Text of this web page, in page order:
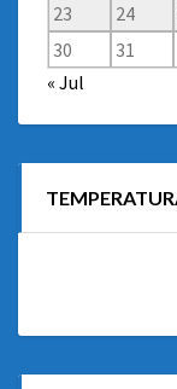
23
24
30
31
« Jul